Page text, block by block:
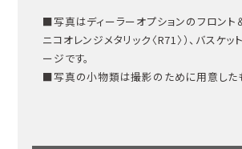
■写真はディーラーオプションのフロント
ニコオレンジメタリック〈R71〉）、バスケ
ージです。
■写真の小物類は撮影のために用意した